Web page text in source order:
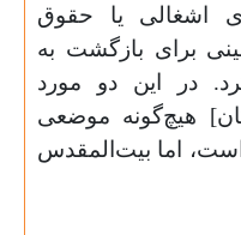
اشغالی یا حقوق
برای بازگشت به
در این دو مورد
هیچ‌گونه موضعی
اما بیت‌المقدس